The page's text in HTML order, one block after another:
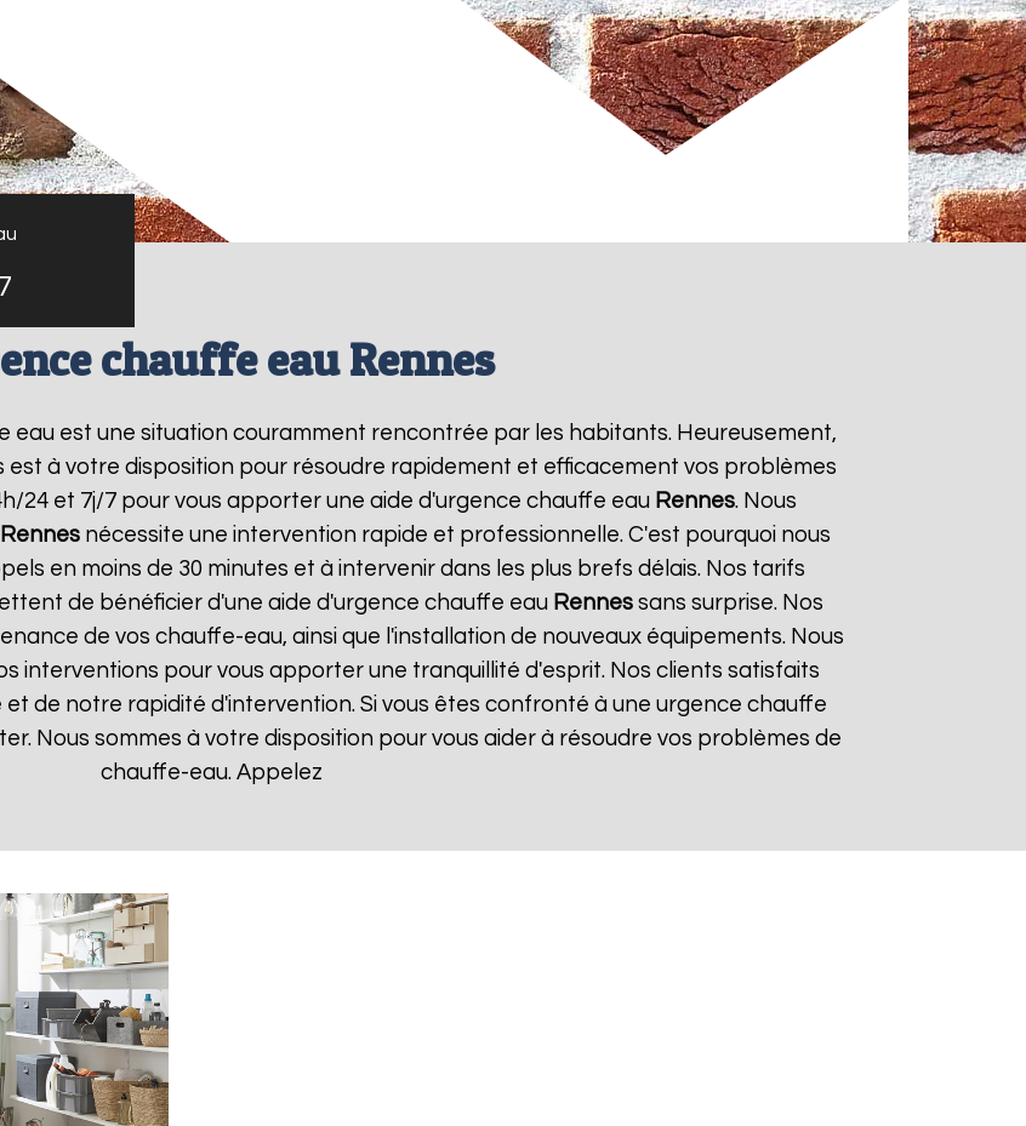
chauffe eau Rennes
eau est une situation couramment rencontrée par les habitants. Heureusement,
à votre disposition pour résoudre rapidement et efficacement vos problèmes
24 et 7j/7 pour vous apporter une aide d'urgence chauffe eau Rennes. Nous
Rennes nécessite une intervention rapide et professionnelle. C'est pourquoi nous
en moins de 30 minutes et à intervenir dans les plus brefs délais. Nos tarifs
de bénéficier d'une aide d'urgence chauffe eau Rennessans surprise. Nos
de vos chauffe-eau, ainsi que l'installation de nouveaux équipements. Nous
interventions pour vous apporter une tranquillité d'esprit. Nos clients satisfaits
de notre rapidité d'intervention. Si vous êtes confronté à une urgence chauffe
Nous sommes à votre disposition pour vous aider à résoudre vos problèmes de
chauffe-eau. Appelez